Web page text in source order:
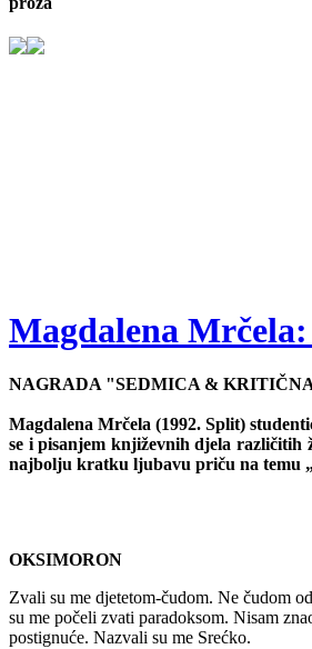
Magdalena
NAGRADA "SEDMICA &
Magdalena Mrčela (1992. Split)
se i pisanjem književnih djela različitih
najbolju kratku ljubavu priču na temu
OKSIMORON
Zvali su me djetetom-čudom. Ne čudom
su me počeli zvati paradoksom. Nisam
postignuće. Nazvali su me Srećko.